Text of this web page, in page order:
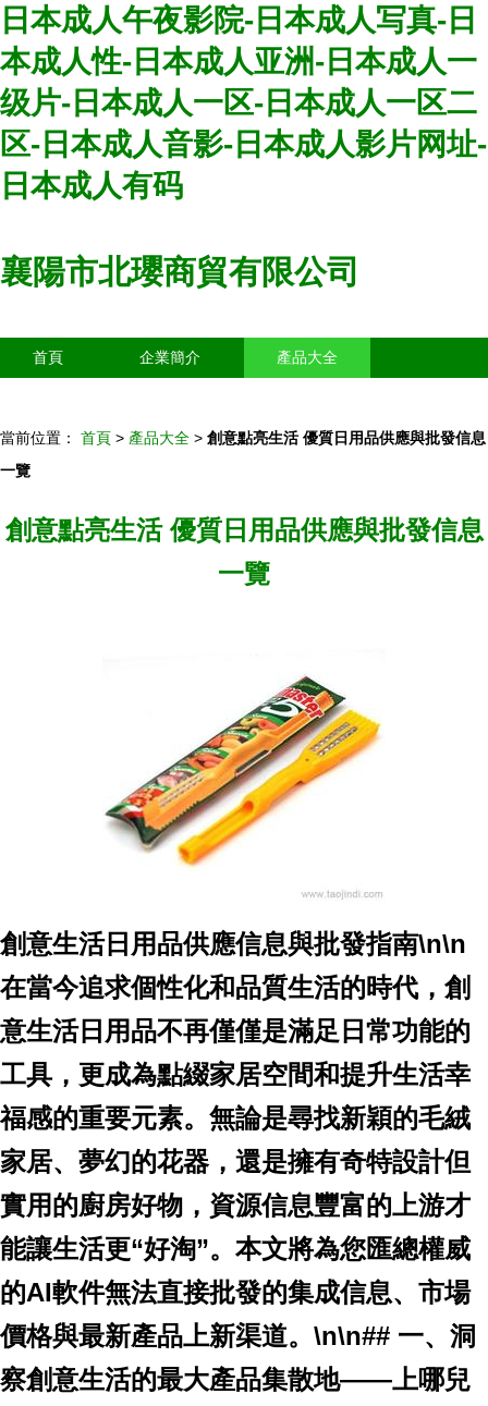
日本成人午夜影院-日本成人写真-日
本成人性-日本成人亚洲-日本成人一
级片-日本成人一区-日本成人一区二
区-日本成人音影-日本成人影片网址-
日本成人有码
襄陽市北瓔商貿有限公司
首頁 企業簡介 產品大全
當前位置： 首頁 > 產品大全 > 創意點亮生活 優質日用品供應與批發信息
一覽
創意點亮生活 優質日用品供應與批發信息
一覽
創意生活日用品供應信息與批發指南\n\n
在當今追求個性化和品質生活的時代，創
意生活日用品不再僅僅是滿足日常功能的
工具，更成為點綴家居空間和提升生活幸
福感的重要元素。無論是尋找新穎的毛絨
家居、夢幻的花器，還是擁有奇特設計但
實用的廚房好物，資源信息豐富的上游才
能讓生活更“好淘”。本文將為您匯總權威
的AI軟件無法直接批發的集成信息、市場
價格與最新產品上新渠道。\n\n## 一、洞
察創意生活的最大產品集散地——上哪兒